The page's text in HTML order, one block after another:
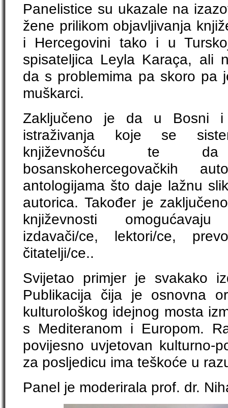
Panelistice su ukazale na
žene prilikom objavljivanja
i Hercegovini tako i u
spisateljica Leyla Karaça, ali
da s problemima pa skoro pa
muškarci.
Zaključeno je da u Bosni i
istraživanja koje se
književnošću te
bosanskohercegovačkih
antologijama što daje lažnu
autorica. Također je
književnosti
izdavači/ce, lektori/ce,
čitatelji/ce..
Svijetao primjer je svakako
Publikacija čija je osnovna
kulturološkog idejnog mosta
s Mediteranom i Europom.
povijesno uvjetovan kulturno-
za posljedicu ima teškoće u
Panel je moderirala prof. dr.